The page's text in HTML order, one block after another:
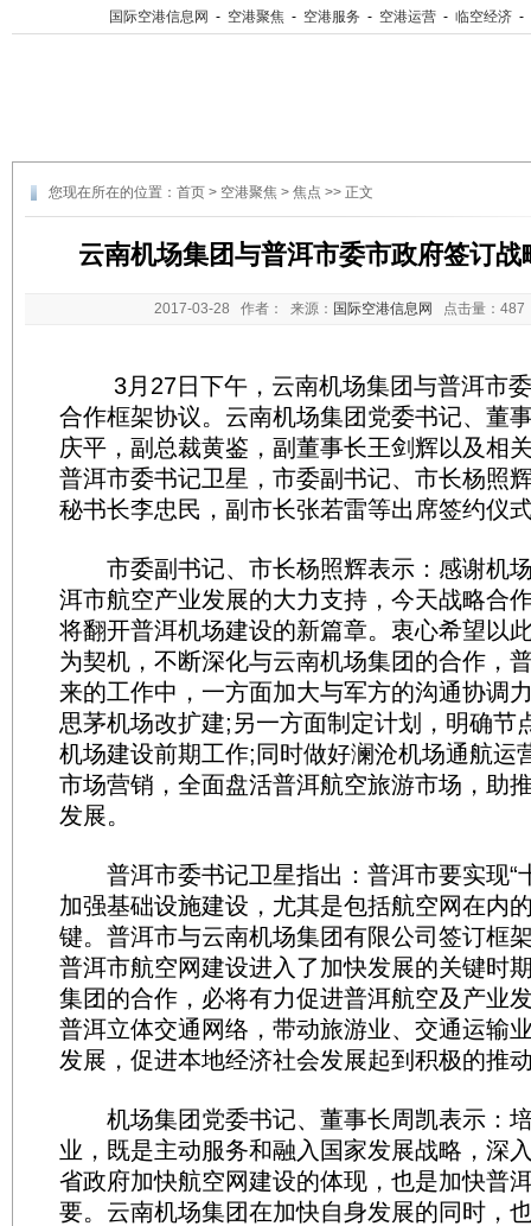
国际空港信息网 - 空港聚焦 - 空港服务 - 空港运营 - 临空经济 -
您现在所在的位置： 首页 > 空港聚焦 > 焦点 >> 正文
云南机场集团与普洱市委市政府签订
2017-03-28 作者： 来源： 国际空港信息网 点击量：
3月27日下午，云南机场集团与普洱市委
合作框架协议。云南机场集团党委书记、董
庆平，副总裁黄鉴，副董事长王剑辉以及相
普洱市委书记卫星，市委副书记、市长杨照
秘书长李忠民，副市长张若雷等出席签约仪
市委副书记、市长杨照辉表示：感谢机
洱市航空产业发展的大力支持，今天战略合
将翻开普洱机场建设的新篇章。衷心希望以
为契机，不断深化与云南机场集团的合作，
来的工作中，一方面加大与军方的沟通协调
思茅机场改扩建;另一方面制定计划，明确节
机场建设前期工作;同时做好澜沧机场通航运
市场营销，全面盘活普洱航空旅游市场，助
发展。
普洱市委书记卫星指出：普洱市要实现“
加强基础设施建设，尤其是包括航空网在内
键。普洱市与云南机场集团有限公司签订框
普洱市航空网建设进入了加快发展的关键时
集团的合作，必将有力促进普洱航空及产业
普洱立体交通网络，带动旅游业、交通运输
发展，促进本地经济社会发展起到积极的推
机场集团党委书记、董事长周凯表示：
业，既是主动服务和融入国家发展战略，深
省政府加快航空网建设的体现，也是加快普
要。云南机场集团在加快自身发展的同时，